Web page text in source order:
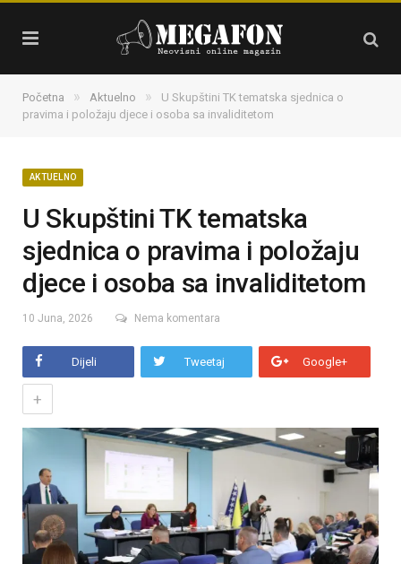
Početna » Aktuelno »
U Skupštini TK tematska sjednica o
pravima i položaju djece i osoba sa invaliditetom
AKTUELNO
U Skupštini TK tematska
sjednica o pravima i položaju
djece i osoba sa invaliditetom
10 Juna, 2026 Nema komentara
Dijeli Tweetaj Google+
+